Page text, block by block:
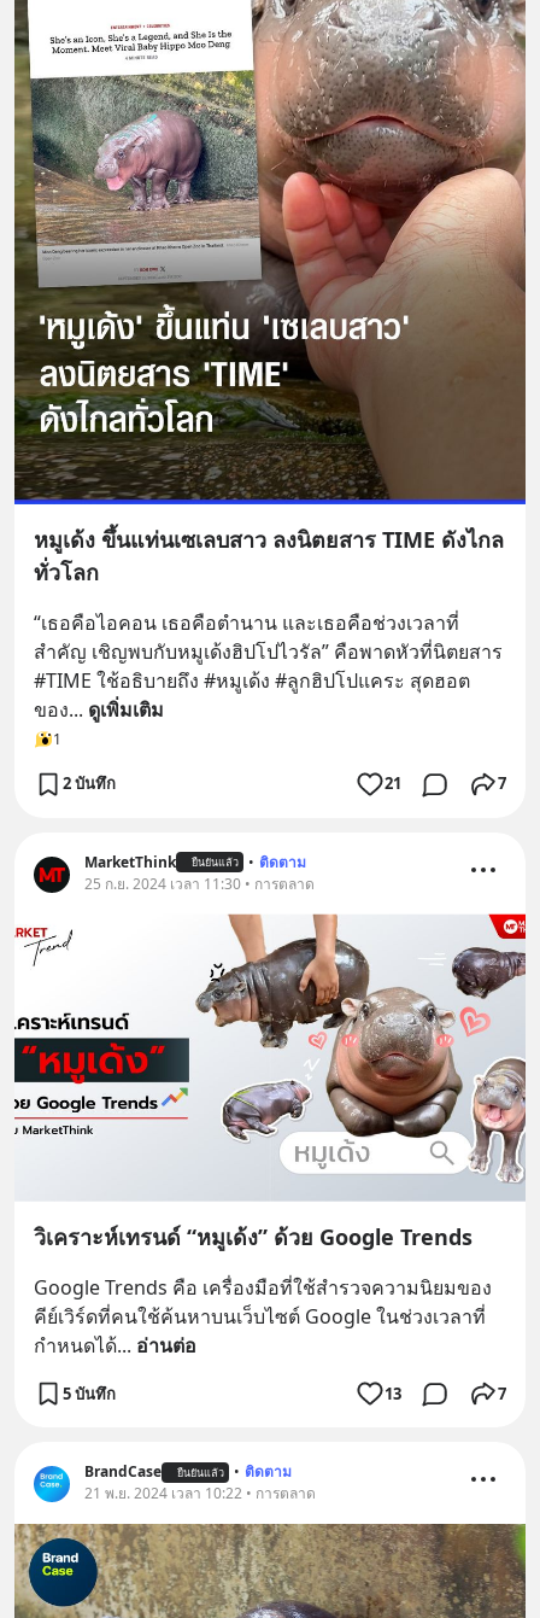
หมูเด้ง ขึ้นแท่นเซเลบสาว ลงนิตยสาร TIME ดังไกล
ทั่วโลก
“เธอคือไอคอน เธอคือตำนาน และเธอคือช่วงเวลาที่
สำคัญ เชิญพบกับหมูเด้งฮิปโปไวรัล” คือพาดหัวที่นิตยสาร
#TIME ใช้อธิบายถึง #หมูเด้ง #ลูกฮิปโปแคระ สุดฮอต
ของ... ดูเพิ่มเติม
1
2 บันทึก 21 7
MarketThink ยืนยันแล้ว • ติดตาม
25 ก.ย. 2024 เวลา 11:30 • การตลาด
วิเคราะห์เทรนด์ “หมูเด้ง” ด้วย Google Trends
Google Trends คือ เครื่องมือที่ใช้สำรวจความนิยมของ
คีย์เวิร์ดที่คนใช้ค้นหาบนเว็บไซต์ Google ในช่วงเวลาที่
กำหนดได้... อ่านต่อ
5 บันทึก 13 7
BrandCase ยืนยันแล้ว • ติดตาม
21 พ.ย. 2024 เวลา 10:22 • การตลาด